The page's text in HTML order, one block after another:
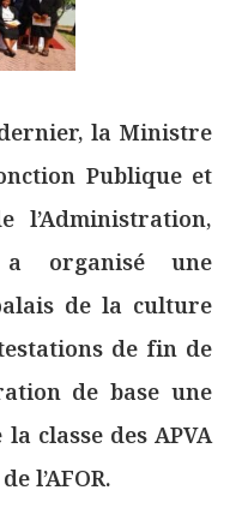
la Ministre
Publique et
l’Administration,
a organisé une
de la culture
de fin de
de base une
classe des APVA
l’AFOR.